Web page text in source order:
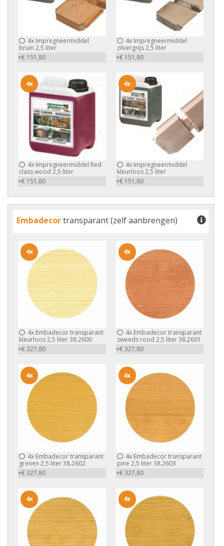
4x Impregneermiddel
bruin 2,5 liter
+€ 151,80
4xImpregneermiddel
zilvergrijs 2,5 liter
+€ 151,80
4x Impregneermiddel Red
class wood 2,5 liter
+€ 151,80
4x
4xImpregneermiddel
kleurloos 2,5 liter
+€ 151,80
4x
Embadecortransparant (zelf aanbrengen)
4x Embadecor transparant
kleurloos 2,5 liter 38.2600
+€ 327,80
4x
4xEmbadecor transparant
zweeds rood 2,5 liter 38.2601
+€ 327,80
4x
4x Embadecor transparant
grenen 2,5 liter 38.2602
+€ 327,80
4x
4xEmbadecor transparant
pine 2,5 liter 38.2603
+€ 327,80
4x
4x 4x